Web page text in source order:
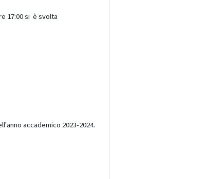
17:00 si è svolta
accademico 2023-2024.